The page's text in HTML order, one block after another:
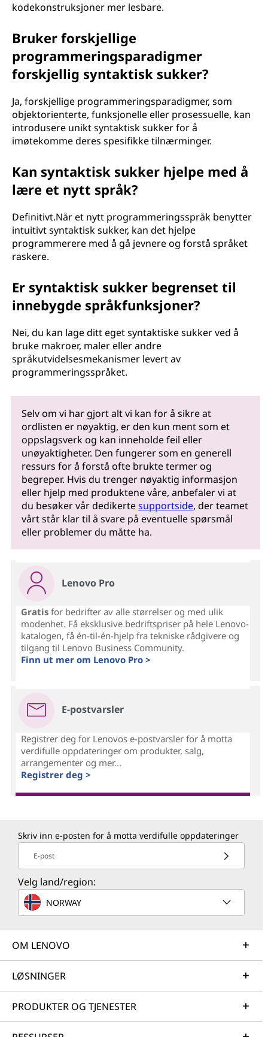
kodekonstruksjoner mer lesbare.
Bruker forskjellige
programmeringsparadigmer
forskjellig syntaktisk sukker?
Ja, forskjellige programmeringsparadigmer, som
objektorienterte, funksjonelle eller prosessuelle, kan
introdusere unikt syntaktisk sukker for å
imøtekomme deres spesifikke tilnærminger.
Kan syntaktisk sukker hjelpe med å
lære et nytt språk?
Definitivt.Når et nytt programmeringsspråk benytter
intuitivt syntaktisk sukker, kan det hjelpe
programmerere med å gå jevnere og forstå språket
raskere.
Er syntaktisk sukker begrenset til
innebygde språkfunksjoner?
Nei, du kan lage ditt eget syntaktiske sukker ved å
bruke makroer, maler eller andre
språkutvidelsesmekanismer levert av
programmeringsspråket.
Selv om vi har gjort alt vi kan for å sikre at
ordlisten er nøyaktig, er den kun ment som et
oppslagsverk og kan inneholde feil eller
unøyaktigheter. Den fungerer som en generell
ressurs for å forstå ofte brukte termer og
begreper. Hvis du trenger nøyaktig informasjon
eller hjelp med produktene våre, anbefaler vi at
du besøker vår dedikertesupportside, der teamet
vårt står klar til å svare på eventuelle spørsmål
eller problemer du måtte ha.
Lenovo Pro
Gratisfor bedrifter av alle størrelser og med ulik
modenhet. Få eksklusive bedriftspriser på hele Lenovo-
katalogen, få én-til-én-hjelp fra tekniske rådgivere og
tilgang til Lenovo Business Community.
Finn ut mer om Lenovo Pro >
E-postvarsler
Registrer deg for Lenovos e-postvarsler for å motta
verdifulle oppdateringer om produkter, salg,
arrangementer og mer...
Registrer deg >
Skriv inn e-posten for å motta verdifulle oppdateringer
E-post
Velg land/region:
NORWAY
OM LENOVO
LØSNINGER
PRODUKTER OG TJENESTER